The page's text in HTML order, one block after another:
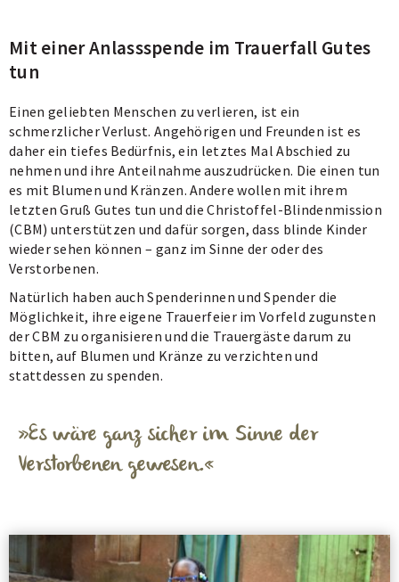
Mit einer Anlassspende im Trauerfall Gutes
tun
Es wäre ganz sicher im Sinne der
Verstorbenen gewesen.
Einen geliebten Menschen zu verlieren, ist ein
schmerzlicher Verlust. Angehörigen und Freunden ist es
daher ein tiefes Bedürfnis, ein letztes Mal Abschied zu
nehmen und ihre Anteilnahme auszudrücken. Die einen tun
es mit Blumen und Kränzen. Andere wollen mit ihrem
letzten Gruß Gutes tun und die Christoffel-Blindenmission
(CBM) unterstützen und dafür sorgen, dass blinde Kinder
wieder sehen können – ganz im Sinne der oder des
Verstorbenen.
Natürlich haben auch Spenderinnen und Spender die
Möglichkeit, ihre eigene Trauerfeier im Vorfeld zugunsten
der CBM zu organisieren und die Trauergäste darum zu
bitten, auf Blumen und Kränze zu verzichten und
stattdessen zu spenden.